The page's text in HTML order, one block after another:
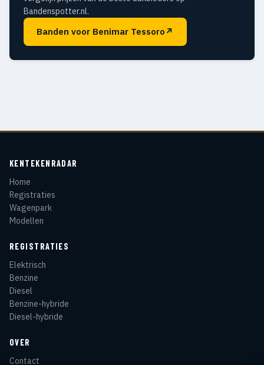
Bandenspotter.nl.
Banden voor Benimar Tessoro ↗
KENTEKENRADAR
Home
Registraties
Wagenpark
Modellen
REGISTRATIES
Elektrisch
Benzine
Diesel
Benzine-hybride
Diesel-hybride
OVER
Contact